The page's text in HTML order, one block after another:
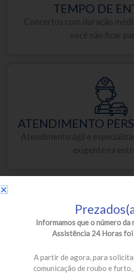
TEMPO DE
Concertos com duração
você não ficar
ATENDIMENTO
Atendimento ágil e
exigente na
PARCEIROS DE
segurança!
Informamos que o número da
Assistência 24 Horas
A partir de agora, para
comunicação de roubo e furto,